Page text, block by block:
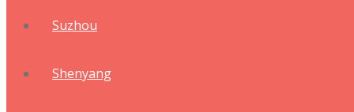
Suzhou
Shenyang